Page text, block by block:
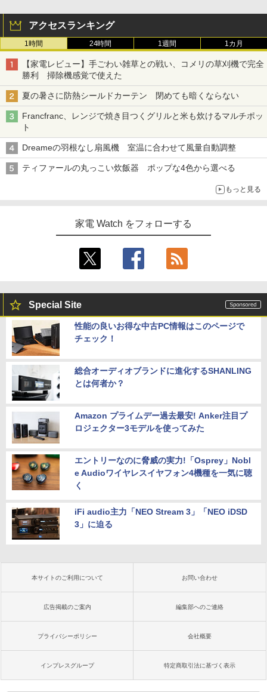
アクセスランキング
1時間 24時間 1週間 1カ月
【家電レビュー】手ごわい雑草との戦い、コメリの草刈機で完全
勝利 掃除機感覚で使えた
夏の暑さに防熱シールドカーテン 閉めても暗くならない
Francfranc、レンジで焼き目つくグリルと米も炊けるマルチポッ
ト
Dreameの羽根なし扇風機 室温に合わせて風量自動調整
ティファールの丸っこい炊飯器 ポップな4色から選べる
もっと見る
家電 Watch をフォローする
Special Site
性能の良いお得な中古PC情報はこのページで
チェック！
総合オーディオブランドに進化するSHANLING
とは何者か？
Amazon プライムデー過去最安! Anker注目プ
ロジェクター3モデルを使ってみた
エントリーなのに脅威の実力!「Osprey」Nobl
e Audioワイヤレスイヤフォン4機種を一気に聴
く
iFi audio主力「NEO Stream 3」「NEO iDSD
3」に迫る
本サイトのご利用について お問い合わせ
広告掲載のご案内 編集部へのご連絡
プライバシーポリシー 会社概要
インプレスグループ 特定商取引法に基づく表示